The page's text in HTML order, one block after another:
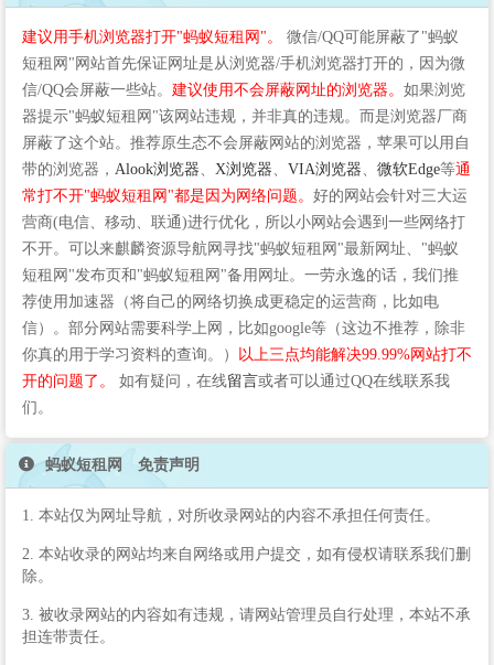
建议用手机浏览器打开"蚂蚁短租网"。
微信/QQ可能屏蔽了"蚂蚁
短租网"网站首先保证网址是从浏览器/手机浏览器打开的，因为微
信/QQ会屏蔽一些站。 建议使用不会屏蔽网址的浏览器。 如果浏览
器提示"蚂蚁短租网"该网站违规，并非真的违规。而是浏览器厂商
屏蔽了这个站。推荐原生态不会屏蔽网站的浏览器，苹果可以用自
带的浏览器， Alook浏览器 X浏览器 VIA浏览器 微软Edge等通
常打不开"蚂蚁短租网"都是因为网络问题。 好的网站会针对三大运
营商(电信、移动、联通)进行优化，所以小网站会遇到一些网络打
不开。可以来麒麟资源导航网寻找"蚂蚁短租网"最新网址、"蚂蚁
短租网"发布页和"蚂蚁短租网"备用网址。一劳永逸的话，我们推
荐使用加速器（将自己的网络切换成更稳定的运营商，比如电
信）。部分网站需要科学上网，比如google等（这边不推荐，除非
你真的用于学习资料的查询。）
以上三点均能解决99.99%网站打不
开的问题了。
如有疑问，在线留言或者可以通过QQ在线联系我
们。
蚂蚁短租网 免责声明
1. 本站仅为网址导航，对所收录网站的内容不承担任何责任。
2. 本站收录的网站均来自网络或用户提交，如有侵权请联系我们删
除。
3. 被收录网站的内容如有违规，请网站管理员自行处理，本站不承
担连带责任。